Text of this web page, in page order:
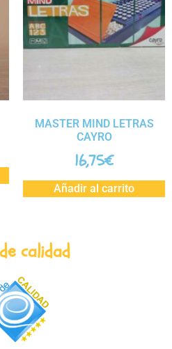
MASTER MIND LETRAS
CAYRO
16,75€
Añadir al carrito
calidad